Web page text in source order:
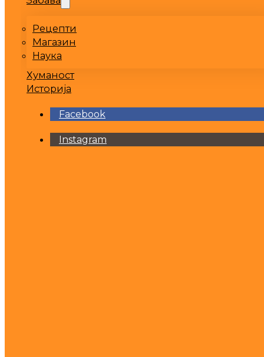
Рецепти
Магазин
Наука
Хуманост
Историја
Facebook
Instagram